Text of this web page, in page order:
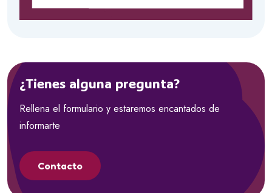
¿Tienes alguna pregunta?
Rellena el formulario y estaremos encantados de
informarte
Contacto